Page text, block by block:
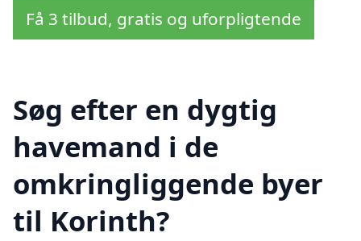
Få 3 tilbud, gratis og uforpligtende
Søg efter en dygtig
havemand i de
omkringliggende byer
til Korinth?